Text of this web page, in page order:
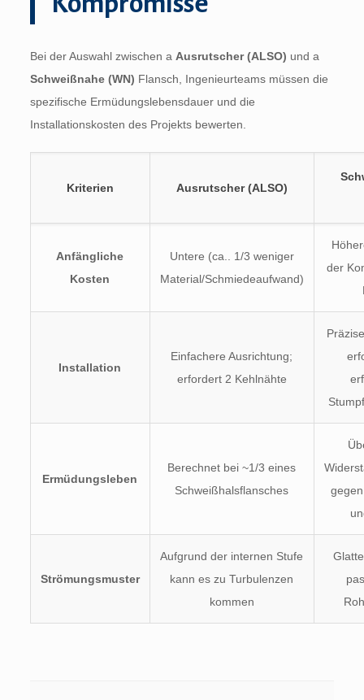
Bei der Auswahl zwischen a Ausrutscher (ALSO) und a
Schweißnahe (WN) Flansch, Ingenieurteams müssen die
spezifische Ermüdungslebensdauer und die
Installationskosten des Projekts bewerten.
Kriterien Ausrutscher (ALSO)
Anfängliche
Kosten
Untere (ca.. 1/3 weniger
Material/Schmiedeaufwand)
der
Installation
Einfachere Ausrichtung;
erfordert 2 Kehlnähte
Ermüdungsleben
Berechnet bei ~1/3 eines
Schweißhalsflansches
Strömungsmuster
Aufgrund der internen Stufe
kann es zu Turbulenzen
kommen